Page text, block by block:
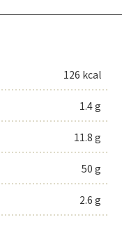
126 kcal
1.4 g
11.8 g
50 g
2.6 g